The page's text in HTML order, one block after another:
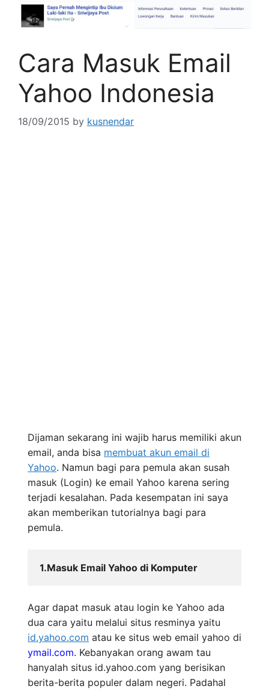
Cara Masuk Email
Yahoo Indonesia
18/09/2015 by kusnendar
Dijaman sekarang ini wajib harus memiliki akun
email, anda bisa membuat akun email di
Yahoo. Namun bagi para pemula akan susah
masuk (Login) ke email Yahoo karena sering
terjadi kesalahan. Pada kesempatan ini saya
akan memberikan tutorialnya bagi para
pemula.
1.Masuk Email Yahoo di Komputer
Agar dapat masuk atau login ke Yahoo ada
dua cara yaitu melalui situs resminya yaitu
id.yahoo.com atau ke situs web email yahoo di
ymail.com. Kebanyakan orang awam tau
hanyalah situs id.yahoo.com yang berisikan
berita-berita populer dalam negeri. Padahal